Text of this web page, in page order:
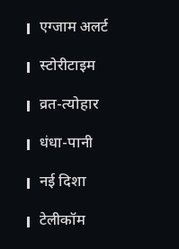
एग्जाम अलर्ट
स्टोरीटाइम
व्रत-त्योहार
धंधा-पानी
नई दिशा
टेलीकॉम